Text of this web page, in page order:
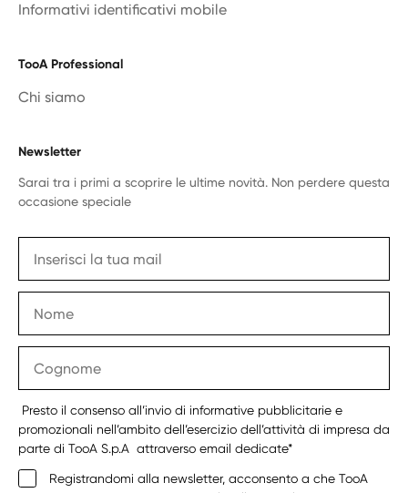
Informativi identificativi mobile
TooA Professional
Chi siamo
Newsletter
Sarai tra i primi a scoprire le ultime novità. Non perdere questa
occasione speciale
Presto il consenso all’invio di informative pubblicitarie e
promozionali nell’ambito dell’esercizio dell’attività di impresa da
parte di TooA S.p.A attraverso email dedicate*
Registrandomi alla newsletter, acconsento a che TooA